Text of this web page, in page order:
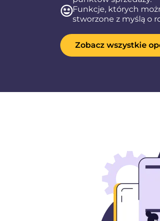
Funkcje, których
stworzone z myślą o
Zobacz wszystkie